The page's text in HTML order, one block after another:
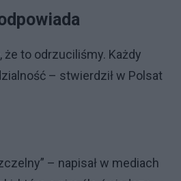
to odrzuciliśmy. Każdy
– stwierdził w Polsat
– napisał w mediach